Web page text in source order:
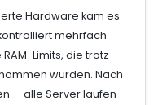
Hardware kam es
mehrfach
Limits, die trotz
wurden. Nach
— alle Server laufen